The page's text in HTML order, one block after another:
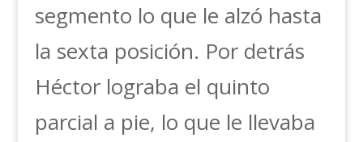
segmento lo que le alzó hasta
la sexta posición. Por detrás
Héctor lograba el quinto
parcial a pie, lo que le llevaba